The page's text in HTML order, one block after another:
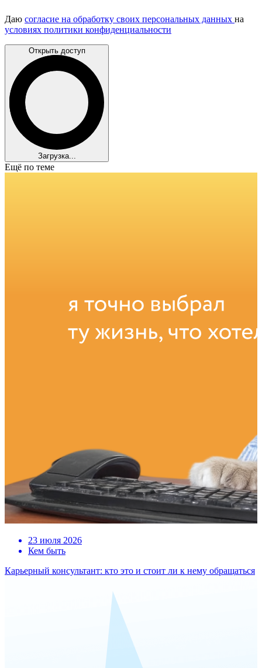
Даю согласие на обработку своих персональных данных на
условиях политики конфиденциальности
Открыть доступ
Загрузка...
Ещё по теме
23 июля 2026
Кем быть
Карьерный консультант: кто это и стоит ли к нему обращаться